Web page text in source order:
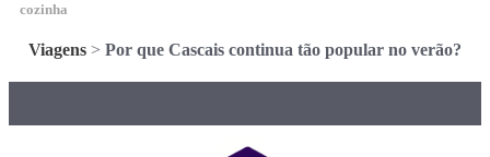
cozinha
Viagens > Por que Cascais continua tão popular no verão?